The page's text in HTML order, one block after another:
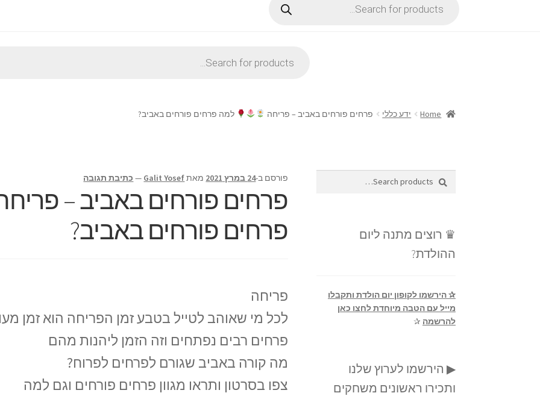
search
search
Home ידע כללי פרחים פורחים באביב – פריחה למה פרחים פורחים באביב?
פורסם ב-24 במרץ 2021 מאתGalit Yosef
— כתיבת תגובה
פרחים פורחים באביב –
פרחים פורחים באביב?
פריחה
לכל מי שאוהב לטייל בטבע זמן הפריחה הוא זמן
פרחים רבים נפתחים וזה הזמן ליהנות מהם
מה קורה באביב שגורם לפרחים לפרוח?
צפו בסרטון ותראו מגוון פרחים פורחים וגם למה
Search
for:
Search
♛ רוצים מתנה ליום
ההולדת?
✰ הירשמו לקופון יום הולדת ותקבלו
מייל עם הטבה מיוחדת לחצו כאן
להרשמה ✰
▶ הירשמו לערוץ שלנו
ותכירו ראשונים משחקים